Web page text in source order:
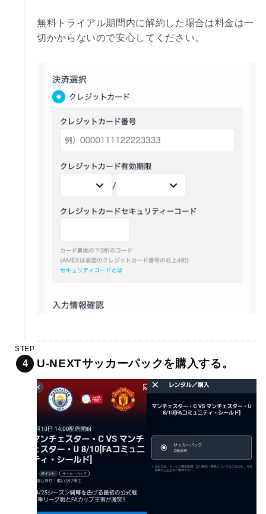
無料トライアル期間内に解約した場合は料金は一
切かからないので安心してください。
STEP
U-NEXTサッカーパックを購入する。